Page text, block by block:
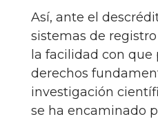
Así, ante el
sistemas de
la facilidad con que
derechos
investigación
se ha encaminado